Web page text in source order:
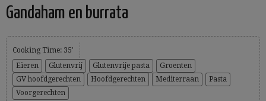
Gandaham en burrata
Cooking Time: 35'
Eieren
Glutenvrij Glutenvrije pasta
Groenten
GV hoofdgerechten
Hoofdgerechten Mediterraan
Pasta
Voorgerechten